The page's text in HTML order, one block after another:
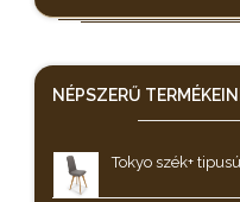
NÉPSZERŰ
Tokyo szék+